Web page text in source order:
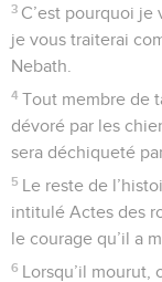
3 C’est pourquoi je
je vous traiterai
Nebath.
4 Tout membre de
dévoré par les
sera déchiqueté
5 Le reste de
intitulé Actes des
le courage qu’il a
6 Lorsqu’il mourut,